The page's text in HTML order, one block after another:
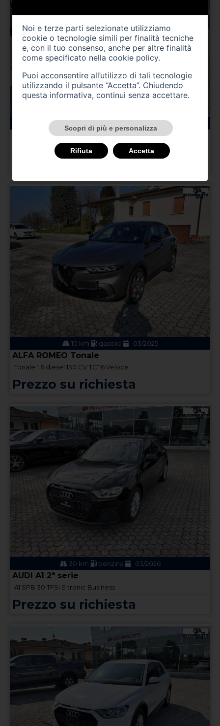
ALFA ROMEO Gtv/Spider
Gtv 2.0i 16V Twin Spark cat L
10 km gasolio 03/2025
ALFA ROMEO Tonale
Tonale 1.6 diesel 130 CV TCT6 Veloce
Prezzo su richiesta
30 km benzina 03/2026
AUDI A1 2ª serie
A1 SPB 30 TFSI S tronic Business
Prezzo su richiesta
Noi e terze parti selezionate utilizziamo
cookie o tecnologie simili per finalità tecniche
e, con il tuo consenso, anche per altre finalità
come specificato nella cookie policy.
Puoi acconsentire all’utilizzo di tali tecnologie
utilizzando il pulsante “Accetta”. Chiudendo
questa informativa, continui senza accettare.
Scopri di più e personalizza
Rifiuta Accetta